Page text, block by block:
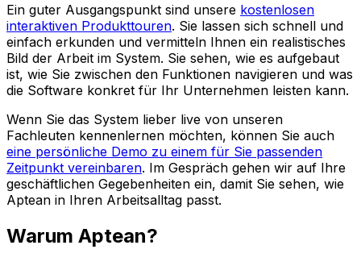
Ein guter Ausgangspunkt sind unsere kostenlosen
interaktiven Produkttouren. Sie lassen sich schnell und
einfach erkunden und vermitteln Ihnen ein realistisches
Bild der Arbeit im System. Sie sehen, wie es aufgebaut
ist, wie Sie zwischen den Funktionen navigieren und was
die Software konkret für Ihr Unternehmen leisten kann.
Wenn Sie das System lieber live von unseren
Fachleuten kennenlernen möchten, können Sie auch
eine persönliche Demo zu einem für Sie passenden
Zeitpunkt vereinbaren. Im Gespräch gehen wir auf Ihre
geschäftlichen Gegebenheiten ein, damit Sie sehen, wie
Aptean in Ihren Arbeitsalltag passt.
Warum Aptean?